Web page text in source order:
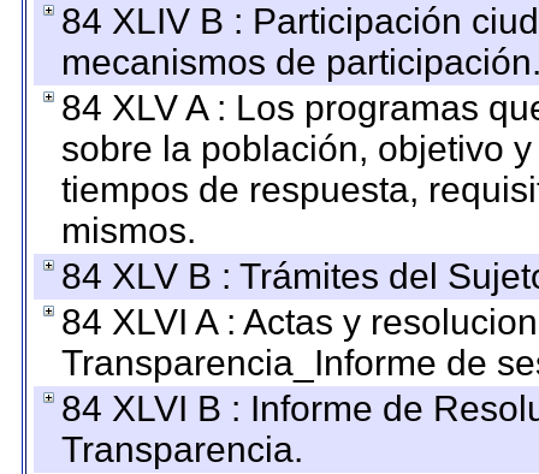
84 XLIV B : Participación
mecanismos de
84 XLV A : Los programas
sobre la población, objetivo
tiempos de respuesta,
mismos.
84 XLV B : Trámites del
84 XLVI A : Actas y
Transparencia_Informe de
84 XLVI B : Informe de
Transparencia.